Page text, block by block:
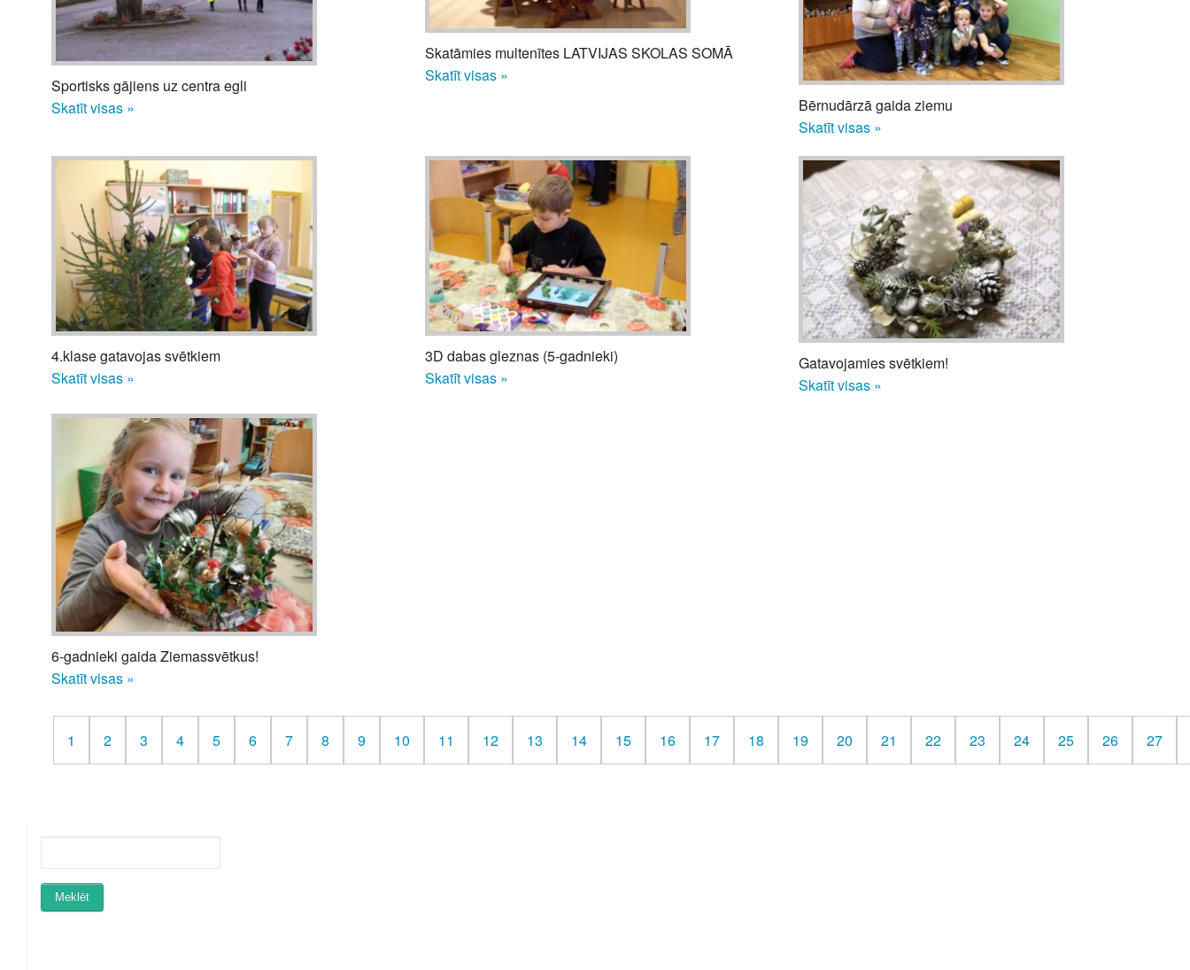
Sportisks gājiens uz centra egli
Skatīt visas »
Skatāmies multenītes LATVIJAS SKOLAS SOMĀ
Skatīt visas »
Bērnudārzā gaida ziemu
Skatīt visas »
4.klase gatavojas svētkiem
Skatīt visas »
3D dabas gleznas (5-gadnieki)
Skatīt visas »
Gatavojamies svētkiem!
Skatīt visas »
6-gadnieki gaida Ziemassvētkus!
Skatīt visas »
1 2 3 4 5 6 7 8 9 10 11 12 13 14 15 16 17 18 19 20 21 22 23 24 25 26 27